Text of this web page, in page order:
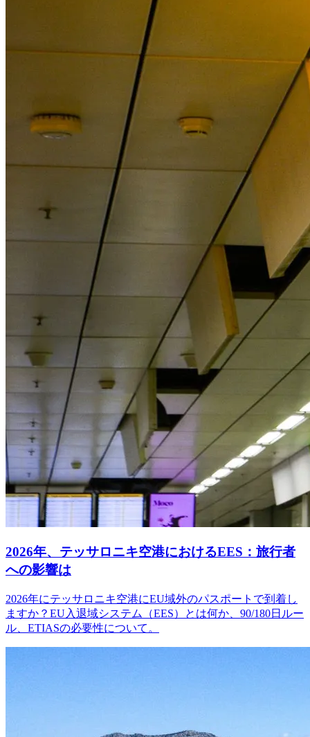
2026年、テッサロニキ空港におけるEES：旅行者
への影響は
2026年にテッサロニキ空港にEU域外のパスポートで到着し
ますか？EU入退域システム（EES）とは何か、90/180日ルー
ル、ETIASの必要性について。